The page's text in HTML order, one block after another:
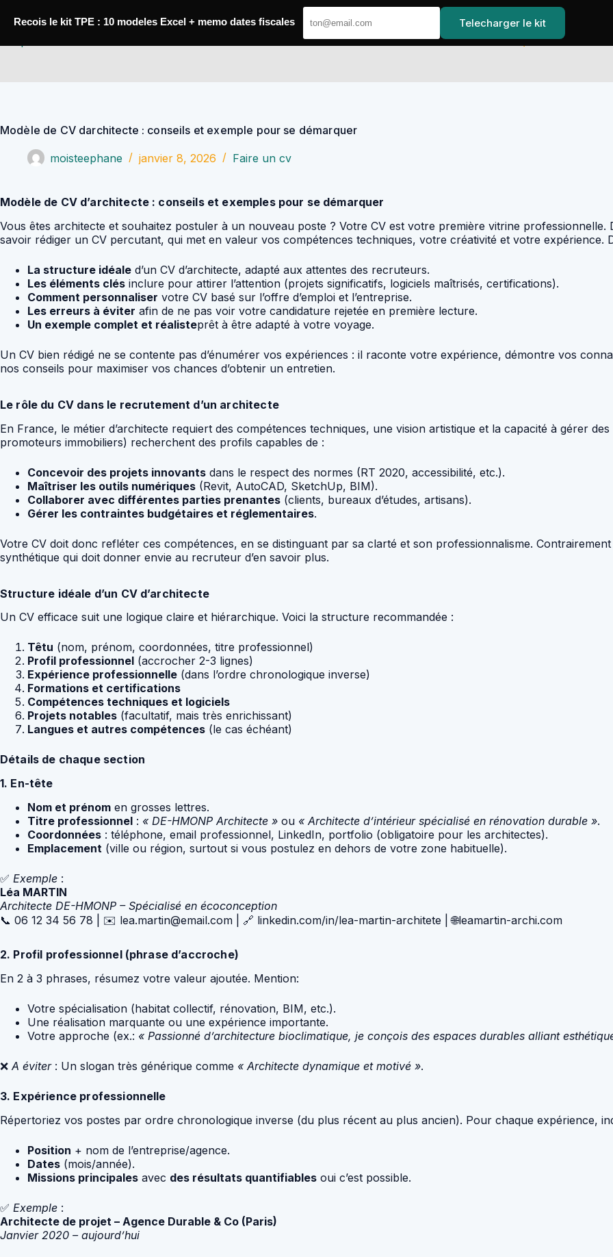
Modèle de CV darchitecte : conseils et exemple pour se démarquer
moisteephane janvier 8, 2026 Faire un cv
Modèle de CV d’architecte : conseils et exemples pour se démarquer
Vous êtes architecte et souhaitez postuler à un nouveau poste ? Votre CV est votre première vitrine
savoir rédiger un CV percutant, qui met en valeur vos compétences techniques, votre créativité et votre expérience.
La structure idéale d’un CV d’architecte, adapté aux attentes des recruteurs.
Les éléments clés inclure pour attirer l’attention (projets significatifs, logiciels maîtrisés, certifications).
Comment personnaliser votre CV basé sur l’offre d’emploi et l’entreprise.
Les erreurs à éviter afin de ne pas voir votre candidature rejetée en première lecture.
Un exemple complet et réalisteprêt à être adapté à votre voyage.
Un CV bien rédigé ne se contente pas d’énumérer vos expériences : il raconte votre expérience, démontre vos
nos conseils pour maximiser vos chances d’obtenir un entretien.
Le rôle du CV dans le recrutement d’un architecte
En France, le métier d’architecte requiert des compétences techniques, une vision artistique et la capacité à gérer
promoteurs immobiliers) recherchent des profils capables de :
Concevoir des projets innovants dans le respect des normes (RT 2020, accessibilité, etc.).
Maîtriser les outils numériques (Revit, AutoCAD, SketchUp, BIM).
Collaborer avec différentes parties prenantes (clients, bureaux d’études, artisans).
Gérer les contraintes budgétaires et réglementaires.
Votre CV doit donc refléter ces compétences, en se distinguant par sa clarté et son professionnalisme.
synthétique qui doit donner envie au recruteur d’en savoir plus.
Structure idéale d’un CV d’architecte
Un CV efficace suit une logique claire et hiérarchique. Voici la structure recommandée :
Têtu (nom, prénom, coordonnées, titre professionnel)
Profil professionnel (accrocher 2-3 lignes)
Expérience professionnelle (dans l’ordre chronologique inverse)
Formations et certifications
Compétences techniques et logiciels
Projets notables (facultatif, mais très enrichissant)
Langues et autres compétences (le cas échéant)
Détails de chaque section
1. En-tête
Nom et prénom en grosses lettres.
Titre professionnel : « DE-HMONP Architecte » ou « Architecte d’intérieur spécialisé en rénovation durable ».
Coordonnées : téléphone, email professionnel, LinkedIn, portfolio (obligatoire pour les architectes).
Emplacement (ville ou région, surtout si vous postulez en dehors de votre zone habituelle).
✅ Exemple :
Léa MARTIN
Architecte DE-HMONP – Spécialisé en écoconception
📞 06 12 34 56 78 | ✉️ lea.martin@email.com | 🔗 linkedin.com/in/lea-martin-architete | 🌐leamartin-archi.com
2. Profil professionnel (phrase d’accroche)
En 2 à 3 phrases, résumez votre valeur ajoutée. Mention:
Votre spécialisation (habitat collectif, rénovation, BIM, etc.).
Une réalisation marquante ou une expérience importante.
Votre approche (ex.: « Passionné d’architecture bioclimatique, je conçois des espaces durables alliant
❌ A éviter: Un slogan très générique comme « Architecte dynamique et motivé ».
3. Expérience professionnelle
Répertoriez vos postes par ordre chronologique inverse (du plus récent au plus ancien). Pour chaque expérience,
Position + nom de l’entreprise/agence.
Dates (mois/année).
Missions principales avec des résultats quantifiables oui c’est possible.
✅ Exemple :
Architecte de projet – Agence Durable & Co (Paris)
Janvier 2020 – aujourd’hui
Recois le kit TPE : 10 modeles Excel + memo dates fiscales Telecharger le kit